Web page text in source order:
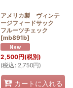
アメリカ製 ヴィンテ
ージフィードサック
フルーツチェック
[mb891b]
2,500円(税別)
(税込 : 2,750円)
カートに入れる